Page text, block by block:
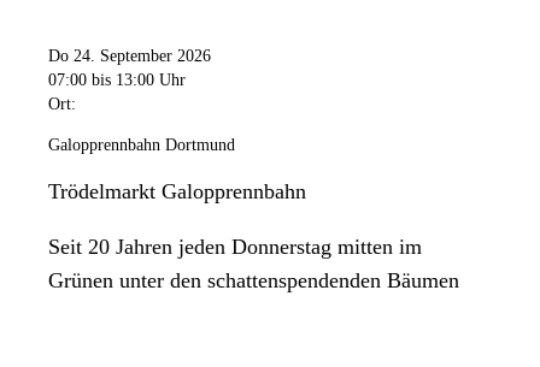
Do 24. September 2026
07:00 bis 13:00 Uhr
Ort:
Galopprennbahn Dortmund
Trödelmarkt Galopprennbahn
Seit 20 Jahren jeden Donnerstag mitten im
Grünen unter den schattenspendenden Bäumen